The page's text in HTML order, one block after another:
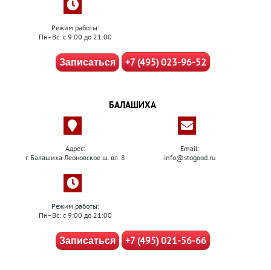
Режим работы:
Пн–Вс: с 9:00 до 21:00
Записаться +7 (495) 023-96-52
БАЛАШИХА
Адрес:
г. Балашиха Леоновское ш. вл. 8
Email:
info@stogood.ru
Режим работы:
Пн–Вс: с 9:00 до 21:00
Записаться +7 (495) 021-56-66